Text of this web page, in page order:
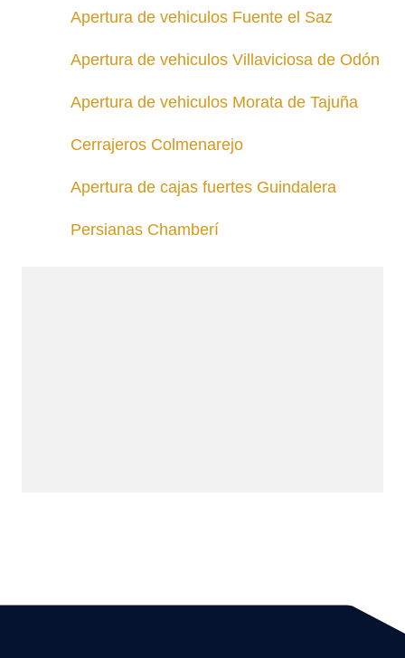
Apertura de vehiculos Fuente el Saz
Apertura de vehiculos Villaviciosa de Odón
Apertura de vehiculos Morata de Tajuña
Cerrajeros Colmenarejo
Apertura de cajas fuertes Guindalera
Persianas Chamberí